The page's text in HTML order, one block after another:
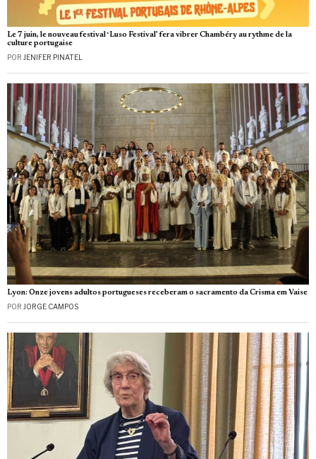
Le 7 juin, le nouveau festival ‘Luso Festival’ fera vibrer Chambéry au rythme de la
culture portugaise
POR JENIFER PINATEL
Lyon: Onze jovens adultos portugueses receberam o sacramento da Crisma em Vaise
POR JORGE CAMPOS